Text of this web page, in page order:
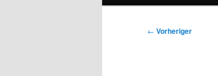
Beitragsnavigation
← Vorheriger